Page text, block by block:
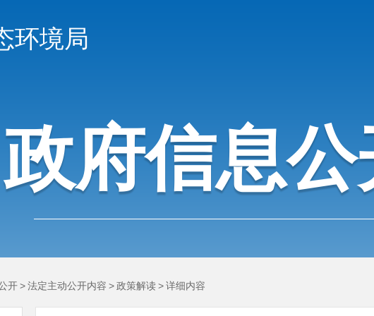
环境局
政府信息公
开>法定主动公开内容 >政策解读>详细内容